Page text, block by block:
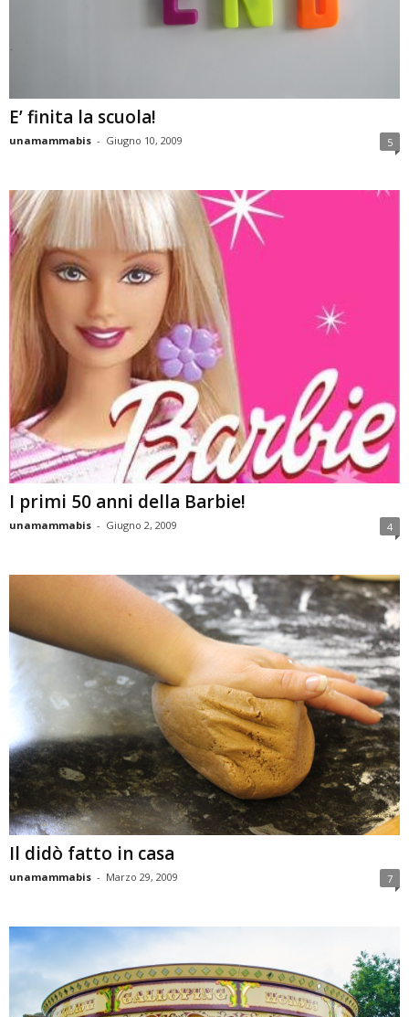
E’ finita la scuola!
unamammabis - Giugno 10, 2009 5
I primi 50 anni della Barbie!
unamammabis - Giugno 2, 2009 4
Il didò fatto in casa
unamammabis - Marzo 29, 2009 7